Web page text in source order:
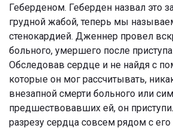
Геберденом. Геберден назвал это
грудной жабой, теперь мы
стенокардией. Дженнер провел
больного, умершего после
Обследовав сердце и не найдя с
которые он мог рассчитывать,
внезапной смерти больного или
предшествовавших ей, он
разрезу сердца совсем рядом с